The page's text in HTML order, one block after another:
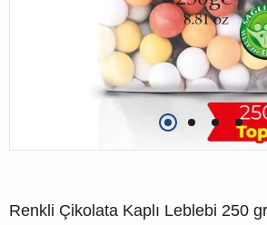
Renkli Çikolata Kaplı Leblebi 250